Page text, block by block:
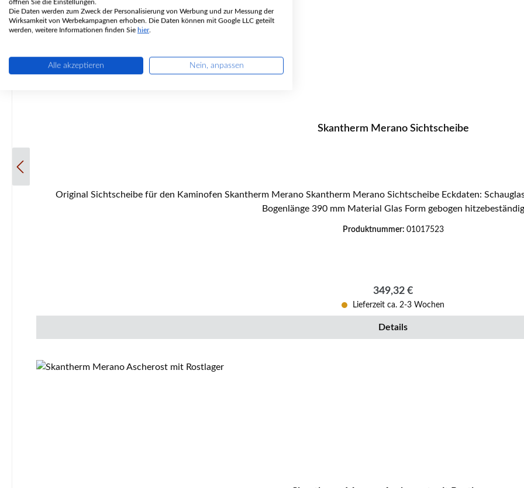
Skantherm Merano Sichtscheibe
Original Sichtscheibe für den Kaminofen Skantherm Merano Skantherm Merano Sichtscheibe Eckdaten: Schauglas, Scheibe Maße (B/L/H) 350 mm x 420 mm x 4 mm
Bogenlänge 390 mm Material Glas Form gebogen hitzebeständig
Produktnummer: 01017523
Regulärer Preis:
349,32 €
Lieferzeit ca. 2-3 Wochen
Details
öffnen Sie die Einstellungen.
Die Daten werden zum Zweck der Personalisierung von Werbung und zur Messung der
Wirksamkeit von Werbekampagnen erhoben. Die Daten können mit Google LLC geteilt
werden, weitere Informationen finden Sie hier.
Alle akzeptieren Nein, anpassen